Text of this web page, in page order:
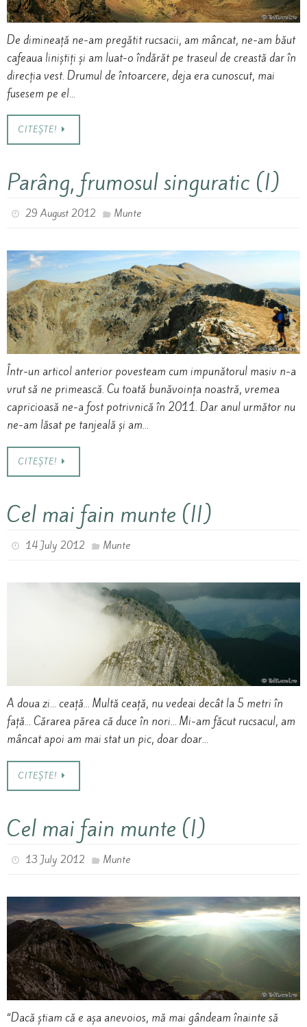
De dimineață ne-am pregătit rucsacii, am mâncat, ne-am băut
cafeaua liniștiți și am luat-o îndărăt pe traseul de creastă dar în
direcția vest. Drumul de întoarcere, deja era cunoscut, mai
fusesem pe el…
CITEȘTE!
Parâng, frumosul singuratic (I)
29 August 2012 Munte
Într-un articol anterior povesteam cum impunătorul masiv n-a
vrut să ne primească. Cu toată bunăvoința noastră, vremea
capricioasă ne-a fost potrivnică în 2011. Dar anul următor nu
ne-am lăsat pe tanjeală și am…
CITEȘTE!
Cel mai fain munte (II)
14 July 2012 Munte
A doua zi… ceață… Multă ceață, nu vedeai decât la 5 metri în
față… Cărarea părea că duce în nori… Mi-am făcut rucsacul, am
mâncat apoi am mai stat un pic, doar doar…
CITEȘTE!
Cel mai fain munte (I)
13 July 2012 Munte
“Dacă știam că e așa anevoios, mă mai gândeam înainte să